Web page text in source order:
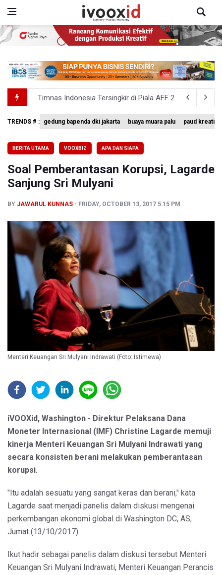
Timnas Indonesia Tersingkir di Piala AFF 2026 Setelah
Pemerintah Matangkan Rencana Pembaruan Buku Ajar
Kebakaran Landa Gedung Bapenda DKI Jakarta
PSSI Evaluasi TImnas Indonesia Setelah Gagal Tembus
TRENDS # : gedung bapenda dki jakarta buaya muara palu paud kreatif
BERITA UTAMA VOOXBIZ APA DAN SIAPA
Soal Pemberantasan Korupsi, Lagarde
Sanjung Sri Mulyani
BY JAWARUL KUNNAS FRIDAY, OCTOBER 13, 2017 5:15 PM
Menteri Keuangan Sri Mulyani Indrawati (Foto: Istimewa)
iVOOXid, Washington - Direktur Pelaksana Dana
Moneter Internasional (IMF) Christine Lagarde memuji
kinerja Menteri Keuangan Sri Mulyani Indrawati yang
secara konsisten berani melakukan pemberantasan
korupsi.
"Itu adalah sesuatu yang sangat keras dan berani," kata
Lagarde saat menjadi panelis dalam diskusi mengenai
perkembangan ekonomi global di Washington DC, AS,
Jumat (13/10/2017).
Ikut hadir sebagai panelis dalam diskusi tersebut Menteri
Keuangan Sri Mulyani Indrawati, Menteri Keuangan Perancis